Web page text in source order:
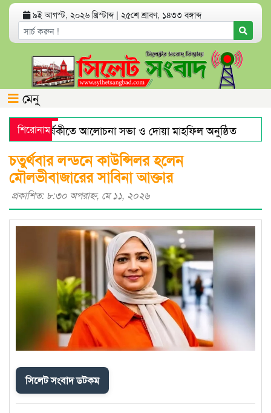
৯ই আগস্ট, ২০২৬ খ্রিস্টাব্দ | ২৫শে শ্রাবণ, ১৪৩৩ বঙ্গাব্দ
মেনু
শিরোনাম
মৃত্যুবার্ষিকীতে আলোচনা সভা ও দোয়া মাহফিল অনুষ্ঠিত
স্বর্ণের দামে বড় লাফ
যেসব অ্যাপ থাকলে হ্যাকড হতে
চতুর্থবার লন্ডনে কাউন্সিলর হলেন
মৌলভীবাজারের সাবিনা আক্তার
প্রকাশিত: ৮:৩০ অপরাহ্ণ, মে ১১, ২০২৬
সিলেট সংবাদ ডটকম